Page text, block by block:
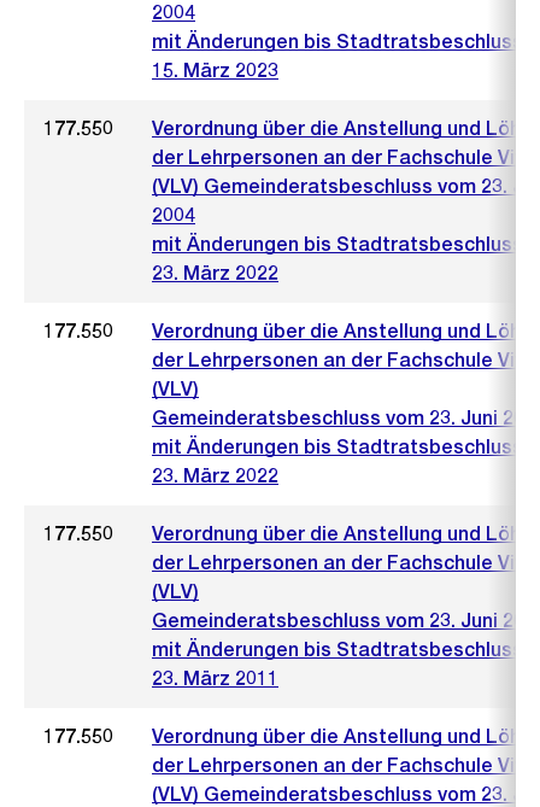
2004
mit Änderungen bis Stadtratsbeschluss
15. März 2023
177.550
Verordnung über die Anstellung und
der Lehrpersonen an der Fachschule
(VLV) Gemeinderatsbeschluss vom 23.
2004
mit Änderungen bis Stadtratsbeschluss
23. März 2022
177.550
Verordnung über die Anstellung und
der Lehrpersonen an der Fachschule
(VLV)
Gemeinderatsbeschluss vom 23. Juni
mit Änderungen bis Stadtratsbeschluss
23. März 2022
177.550
Verordnung über die Anstellung und
der Lehrpersonen an der Fachschule
(VLV)
Gemeinderatsbeschluss vom 23. Juni
mit Änderungen bis Stadtratsbeschluss
23. März 2011
177.550
Verordnung über die Anstellung und
der Lehrpersonen an der Fachschule
(VLV) Gemeinderatsbeschluss vom 23.